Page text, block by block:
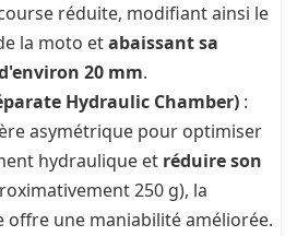
réduite, modifiant ainsi le
la moto etabaissant sa
20 mm.
Hydraulic Chamber) :
asymétrique pour optimiser
hydraulique et réduire son
250 g), la
offre une maniabilité améliorée.